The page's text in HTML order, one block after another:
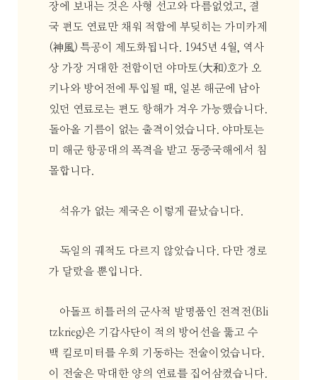
장에 보내는 것은 사형 선고와 다름없었고, 결
국 편도 연료만 채워 적함에 부딪히는 가미카제
(神風) 특공이 제도화됩니다. 1945년 4월, 역사
상 가장 거대한 전함이던 야마토(大和)호가 오
키나와 방어전에 투입될 때, 일본 해군에 남아
있던 연료로는 편도 항해가 겨우 가능했습니다.
돌아올 기름이 없는 출격이었습니다. 야마토는
미 해군 항공대의 폭격을 받고 동중국해에서 침
몰합니다.
석유가 없는 제국은 이렇게 끝났습니다.
독일의 궤적도 다르지 않았습니다. 다만 경로
가 달랐을 뿐입니다.
아돌프 히틀러의 군사적 발명품인 전격전(Bli
tzkrieg)은 기갑사단이 적의 방어선을 뚫고 수
백 킬로미터를 우회 기동하는 전술이었습니다.
이 전술은 막대한 양의 연료를 집어삼켰습니다.